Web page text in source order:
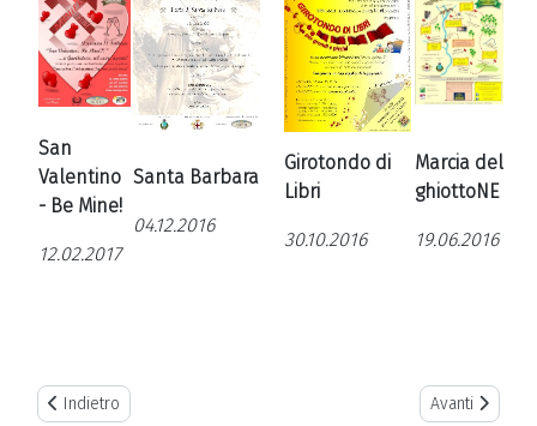
San
Valentino
- Be Mine!
12.02.2017
Santa Barbara
04.12.2016
Girotondo di
Libri
30.10.2016
Marcia del
ghiottoNE
19.06.2016
Previous article: Attività
Indietro Next article:
Avanti